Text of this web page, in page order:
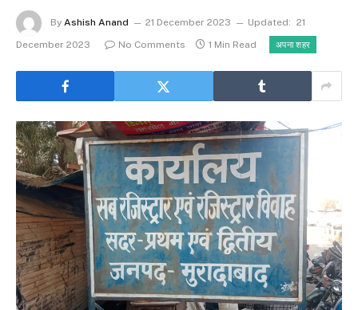
By Ashish Anand 21 December 2023 Updated: 21
December 2023
No Comments 1 Min Read अपना शहर